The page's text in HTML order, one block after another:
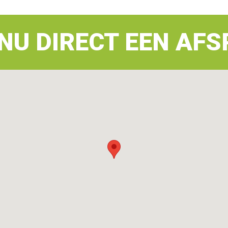
DIRECT EEN